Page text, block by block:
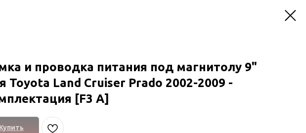
и проводка питания под магнитолу 9"
Toyota Land Cruiser Prado 2002-2009 -
[F3 A]
Купить